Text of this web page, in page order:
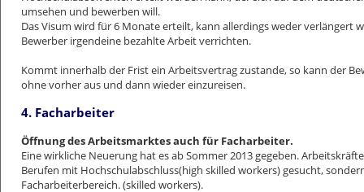
umsehen und bewerben will.
Das Visum wird für 6 Monate erteilt, kann allerdings weder verlängert
Bewerber irgendeine bezahlte Arbeit verrichten.
Kommt innerhalb der Frist ein Arbeitsvertrag zustande, so kann der
ohne vorher aus und dann wieder einzureisen.
4. Facharbeiter
Öffnung des Arbeitsmarktes auch für Facharbeiter.
Eine wirkliche Neuerung hat es ab Sommer 2013 gegeben.
Berufen mit Hochschulabschluss(high skilled workers) gesucht,
Facharbeiterbereich. (skilled workers).